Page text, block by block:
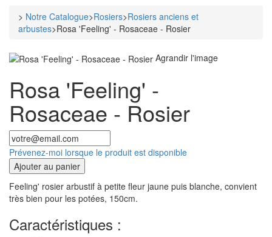
> Notre Catalogue>Rosiers>Rosiers anciens et
arbustes>Rosa 'Feeling' - Rosaceae - Rosier
Agrandir l'image
Rosa 'Feeling' -
Rosaceae - Rosier
Prévenez-moi lorsque le produit est disponible
Ajouter au panier
Feeling' rosier arbustif à petite fleur jaune puis blanche, convient
très bien pour les potées, 150cm.
Caractéristiques :